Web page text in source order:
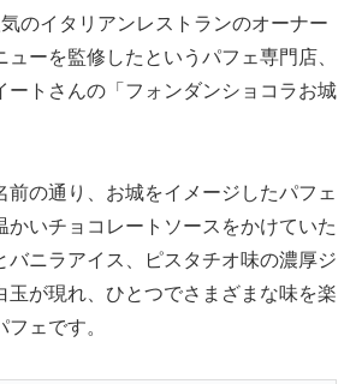
のイタリアンレストランのオーナー
ューを監修したというパフェ専門店、
ートさんの「フォンダンショコラお城
前の通り、お城をイメージしたパフェ
かいチョコレートソースをかけていた
バニラアイス、ピスタチオ味の濃厚ジ
玉が現れ、ひとつでさまざまな味を楽
ェです。